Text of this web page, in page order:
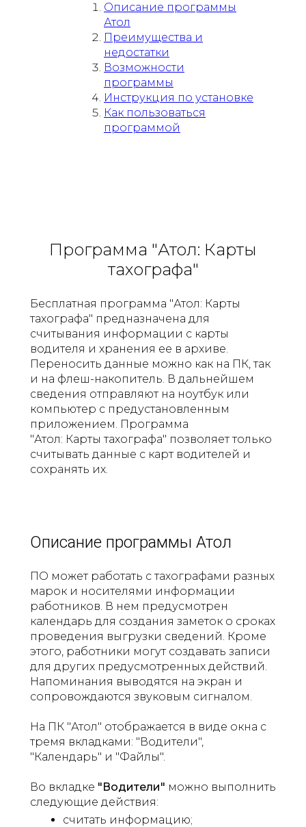
Описание программы
Атол
Преимущества и
недостатки
Возможности
программы
Инструкция по установке
Как пользоваться
программой
Программа "Атол: Карты
тахографа"
Бесплатная программа "Атол: Карты
тахографа" предназначена для
считывания информации с карты
водителя и хранения ее в архиве.
Переносить данные можно как на ПК, так
и на флеш-накопитель. В дальнейшем
сведения отправляют на ноутбук или
компьютер с предустановленным
приложением. Программа
"Атол: Карты тахографа" позволяет только
считывать данные с карт водителей и
сохранять их.
Описание программы Атол
ПО может работать с тахографами разных
марок и носителями информации
работников. В нем предусмотрен
календарь для создания заметок о сроках
проведения выгрузки сведений. Кроме
этого, работники могут создавать записи
для других предусмотренных действий.
Напоминания выводятся на экран и
сопровождаются звуковым сигналом.
На ПК "Атол" отображается в виде окна с
тремя вкладками: "Водители",
"Календарь" и "Файлы".
Во вкладке "Водители" можно выполнить
следующие действия:
считать информацию;